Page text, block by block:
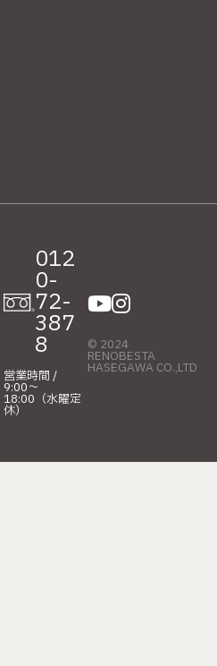
012
0-
72-
387
8
営業時間 /
9:00〜
18:00（水曜定
休）
© 2024
RENOBESTA
HASEGAWA CO.,LTD